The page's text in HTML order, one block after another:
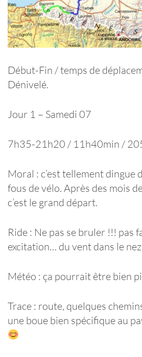
Début-Fin / temps de
Dénivelé.
Jour 1 – Samedi 07
7h35-21h20 / 11h40min /
Moral : c’est tellement dingue
fous de vélo. Après des mois
c’est le grand départ.
Ride : Ne pas se bruler !!! pas
excitation… du vent dans le
Météo : ça pourrait être bien
Trace : route, quelques
une boue bien spécifique au